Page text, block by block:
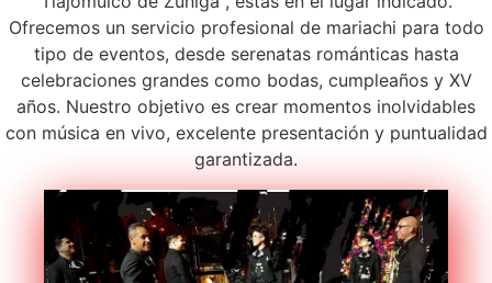
Ofrecemos un servicio profesional de mariachi para todo
tipo de eventos, desde serenatas románticas hasta
celebraciones grandes como bodas, cumpleaños y XV
años. Nuestro objetivo es crear momentos inolvidables
con música en vivo, excelente presentación y puntualidad
garantizada.